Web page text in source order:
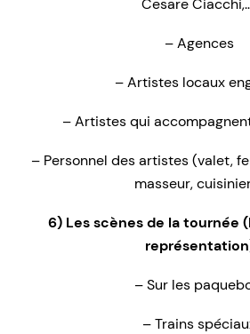
Cesare
– Agences
– Artistes locaux
– Artistes qui
– Personnel des artistes (valet,
masseur,
6) Les scènes de la tournée
– Sur les
– Trains